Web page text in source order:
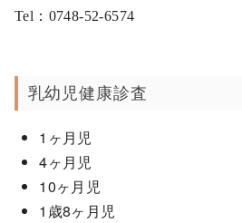
Tel：0748-52-6574
乳幼児健康診査
1ヶ月児
4ヶ月児
10ヶ月児
1歳8ヶ月児